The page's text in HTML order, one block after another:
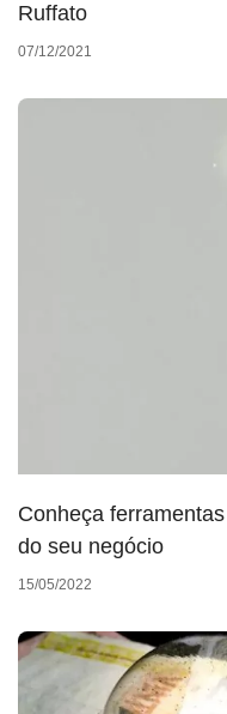
Ruffato
07/12/2021
Conheça
do seu negócio
15/05/2022